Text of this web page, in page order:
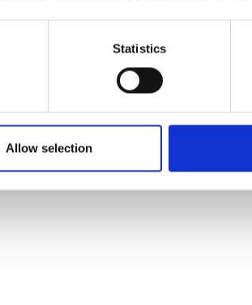
Statistics
Allow selection